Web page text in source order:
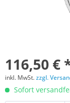
116,50 €
inkl. MwSt.zzgl.
Sofort